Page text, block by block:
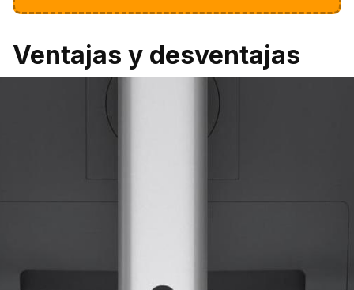
Ventajas y desventajas